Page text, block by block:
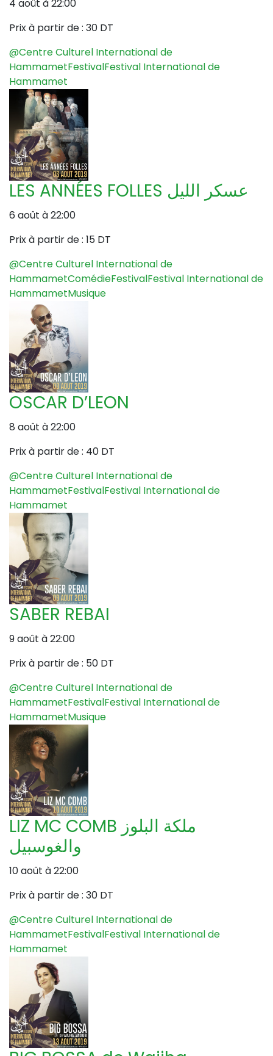
4 août à 22:00
Prix à partir de : 30 DT
@Centre Culturel International de
HammametFestivalFestival International de
Hammamet
LES ANNÉES FOLLES عسكر الليل
6 août à 22:00
Prix à partir de : 15 DT
@Centre Culturel International de
HammametComédieFestivalFestival International de
HammametMusique
OSCAR D’LEON
8 août à 22:00
Prix à partir de : 40 DT
@Centre Culturel International de
HammametFestivalFestival International de
Hammamet
SABER REBAI
9 août à 22:00
Prix à partir de : 50 DT
@Centre Culturel International de
HammametFestivalFestival International de
HammametMusique
LIZ MC COMB ملكة البلوز
والغوسبيل
10 août à 22:00
Prix à partir de : 30 DT
@Centre Culturel International de
HammametFestivalFestival International de
Hammamet